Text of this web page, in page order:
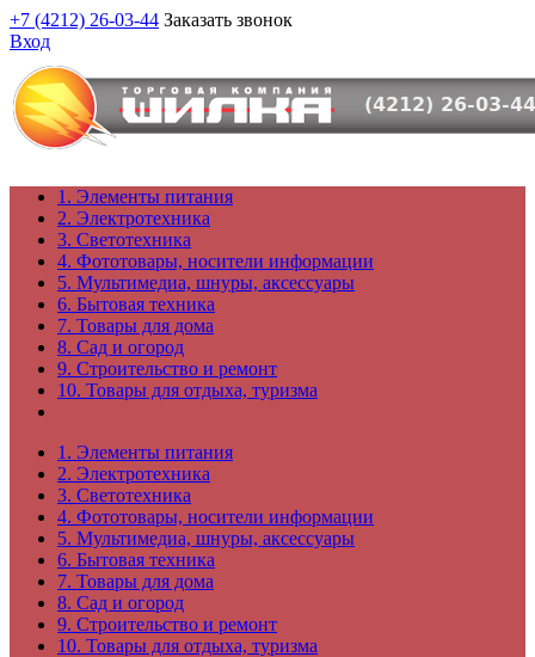
+7 (4212) 26-03-44 Заказать звонок
Вход
1. Элементы питания
2. Электротехника
3. Светотехника
4. Фототовары, носители информации
5. Мультимедиа, шнуры, аксессуары
6. Бытовая техника
7. Товары для дома
8. Сад и огород
9. Строительство и ремонт
10. Товары для отдыха, туризма
1. Элементы питания
2. Электротехника
3. Светотехника
4. Фототовары, носители информации
5. Мультимедиа, шнуры, аксессуары
6. Бытовая техника
7. Товары для дома
8. Сад и огород
9. Строительство и ремонт
10. Товары для отдыха, туризма